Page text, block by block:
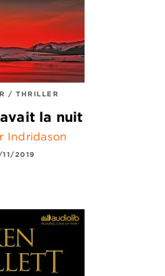
/ THRILLER
la nuit
Indridason
2019